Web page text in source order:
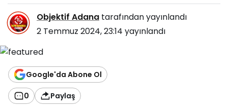
Objektif Adana tarafından yayınlandı
2 Temmuz 2024, 23:14 yayınlandı
Google'da Abone Ol
0 Paylaş